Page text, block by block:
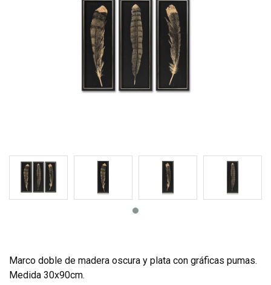
Marco doble de madera oscura y plata con gráficas pumas.
Medida 30x90cm.